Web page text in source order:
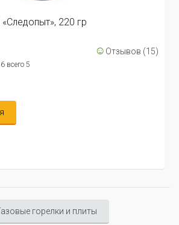
77 р.
Уведомить меня
горелки и плиты